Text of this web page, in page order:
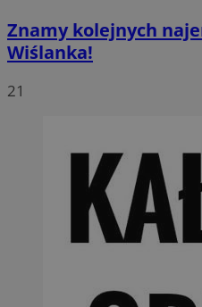
Znamy kolejnych
Wiślanka!
21